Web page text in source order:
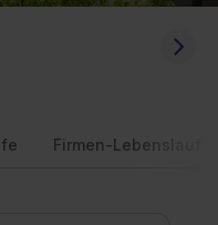
Firmen-Lebenslauf